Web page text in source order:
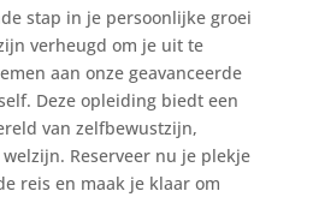
stap in je persoonlijke groei
verheugd om je uit te
aan onze geavanceerde
Deze opleiding biedt een
van zelfbewustzijn,
Reserveer nu je plekje
reis en maak je klaar om